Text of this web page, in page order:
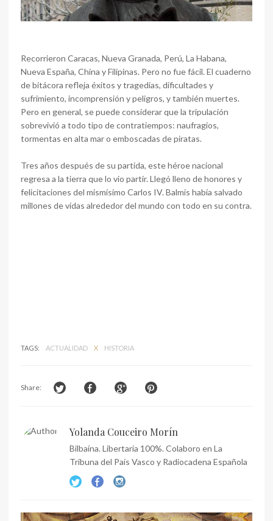
Recorrieron Caracas, Nueva Granada, Perú, La Habana,
Nueva España, China y Filipinas. Pero no fue fácil. El cuaderno
de bitácora refleja éxitos y tragedias, dificultades y
sufrimiento, incomprensión y peligros, y también muertes.
Pero en general, se puede considerar que la tripulación
sobrevivió a todo tipo de contratiempos: naufragios,
tormentas en alta mar o emboscadas de piratas.
Tres años después de su partida, este héroe nacional
regresa a la tierra que lo vio partir. Llegó lleno de honores y
felicitaciones del mismísimo Carlos IV. Balmis había salvado
millones de vidas alrededor del mundo con todo en su contra.
TAGS: ACTUALIDAD X HISTORIA
Share:
Yolanda Couceiro Morín
Bilbaína. Libertaria 100%. Colaboro en La
Tribuna del País Vasco y Radiocadena Española